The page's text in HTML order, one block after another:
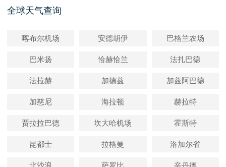
全球天气查询
喀布尔机场 安德胡伊 巴格兰农场
巴米扬 恰赫恰兰 法扎巴德
法拉赫 加德兹 加兹阿巴德
加慈尼 海拉顿 赫拉特
贾拉拉巴德 坎大哈机场 霍斯特
昆都士 拉格曼 洛加尔省